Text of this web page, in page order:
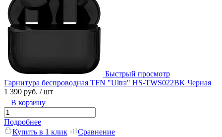
Быстрый просмотр
Гарнитура беспроводная TFN "Ultra" HS-TWS022BK Черная
1 390 руб. / шт
В корзину
Подробнее
Купить в 1 клик
Сравнение